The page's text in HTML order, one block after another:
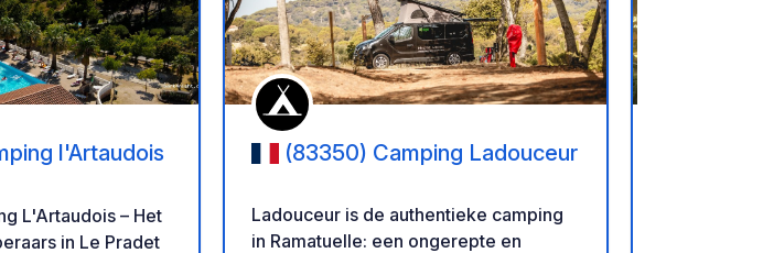
l'Artaudois
L'Artaudois – Het
in Le Pradet
(83350) Camping Ladouceur
Ladouceur is de authentieke camping
in Ramatuelle: een ongerepte en